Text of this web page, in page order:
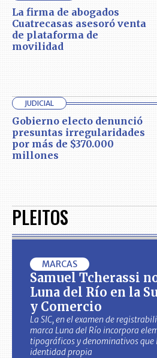
La firma de abogados
Cuatrecasas asesoró venta
de plataforma de
movilidad
JUDICIAL
Gobierno electo denunció
presuntas irregularidades
por más de $370.000
millones
PLEITOS
MARCAS
Samuel Tcherassi
Luna del Río en la
y Comercio
La SIC, en el examen de
marca Luna del Río incorpora
tipográficos y denominativos que
identidad propia